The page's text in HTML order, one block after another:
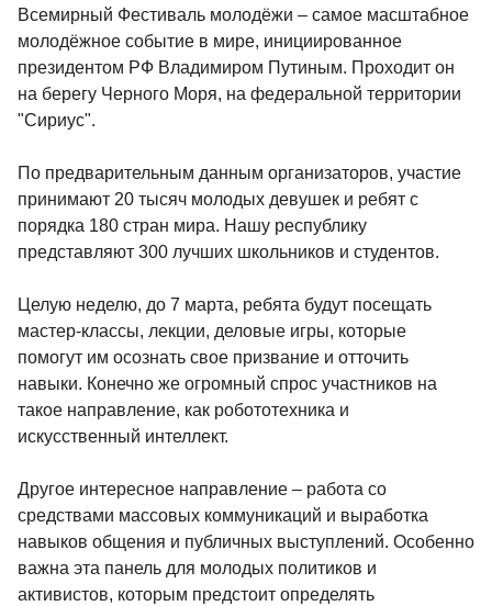
Всемирный Фестиваль молодёжи – самое масштабное
молодёжное событие в мире, инициированное
президентом РФ Владимиром Путиным. Проходит он
на берегу Черного Моря, на федеральной территории
"Сириус".
По предварительным данным организаторов, участие
принимают 20 тысяч молодых девушек и ребят с
порядка 180 стран мира. Нашу республику
представляют 300 лучших школьников и студентов.
Целую неделю, до 7 марта, ребята будут посещать
мастер-классы, лекции, деловые игры, которые
помогут им осознать свое призвание и отточить
навыки. Конечно же огромный спрос участников на
такое направление, как робототехника и
искусственный интеллект.
Другое интересное направление – работа со
средствами массовых коммуникаций и выработка
навыков общения и публичных выступлений. Особенно
важна эта панель для молодых политиков и
активистов, которым предстоит определять